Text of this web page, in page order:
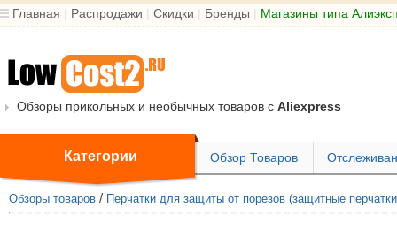
Главная | Распродажи | Скидки | Бренды | Магазины типа
Обзоры прикольных и необычных товаров с Aliexpress
Категории Обзор Товаров
Обзоры товаров / Перчатки для защиты от порезов (защитные